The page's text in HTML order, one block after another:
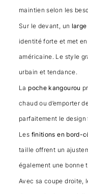
maintien selon les
Sur le devant, un
identité forte et met
américaine. Le style
urbain et tendance.
La poche kangourou
chaud ou d’emporter
parfaitement le
Les finitions en bord-
taille offrent un
également une bonne
Avec sa coupe droite,